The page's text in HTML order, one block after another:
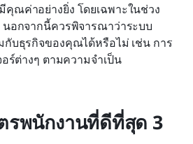
ณค่าอย่างยิ่ง โดยเฉพาะในช่วง
อกจากนี้ควรพิจารณาว่าระบบ
กับธุรกิจของคุณได้หรือไม่ เช่น การ
ร์ต่างๆ ตามความจำเป็น
รพนักงานที่ดีที่สุด 3